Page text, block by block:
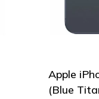
Apple
(Blue